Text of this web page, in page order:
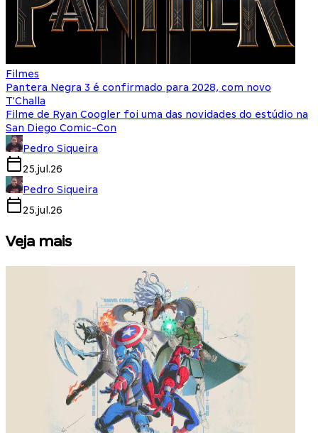
Filmes
Pantera Negra 3 é confirmado para 2028, com novo
T'Challa
Filme de Ryan Coogler foi uma das novidades do estúdio na
San Diego Comic-Con
Pedro Siqueira
25.jul.26
Pedro Siqueira
25.jul.26
Veja mais